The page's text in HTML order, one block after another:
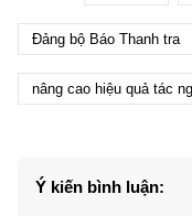
Đảng bộ Báo Thanh tra
nâng cao hiệu quả tác
Ý kiến bình luận: